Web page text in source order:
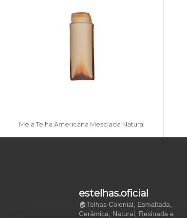
Meia Telha Americana Mesclada Natural
estelhas.oficial
🏠Telhas Colonial, Esmaltada,
Cerâmica, Natural, Resinada e